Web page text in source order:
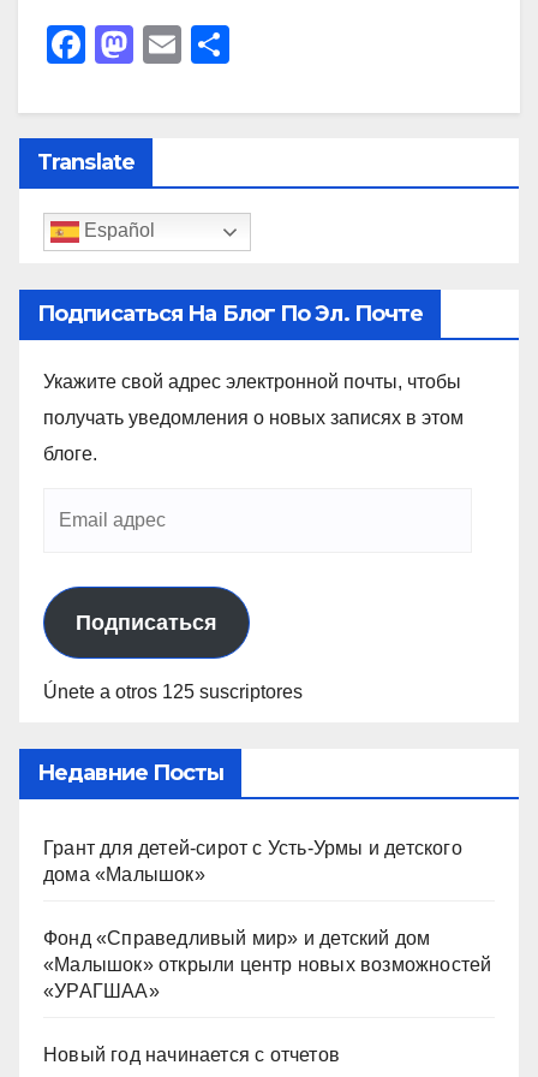
F
c
e
b
o
k
M
st
o
d
o
E
ail m
ar
tir
Translate
Español
Подписаться На Блог По Эл. Почте
Укажите свой адрес электронной почты, чтобы
получать уведомления о новых записях в этом
блоге.
Подписаться
Únete a otros 125 suscriptores
Недавние Посты
Грант для детей-сирот с Усть-Урмы и детского
дома «Малышок»
Фонд «Справедливый мир» и детский дом
«Малышок» открыли центр новых возможностей
«УРАГШАА»
Новый год начинается с отчетов